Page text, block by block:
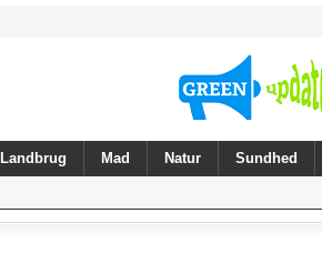
Landbrug Mad Natur Sundhed